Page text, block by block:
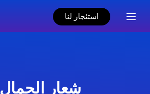
استئجار لنا
شعار الجمال